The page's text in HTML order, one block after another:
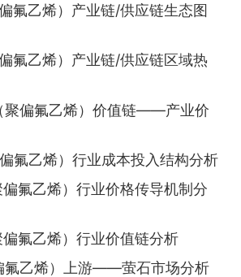
氟乙烯）产业链/供应链生态图
氟乙烯）产业链/供应链区域热
聚偏氟乙烯）价值链——产业价
氟乙烯）行业成本投入结构分析
氟乙烯）行业价格传导机制分
氟乙烯）行业价值链分析
氟乙烯）上游——萤石市场分析